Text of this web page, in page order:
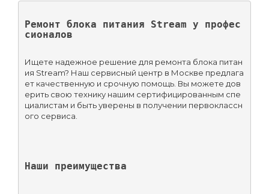
Ремонт блока питания Stream у профес
сионалов
Ищете надежное решение для ремонта блока питан
ия Stream? Наш сервисный центр в Москве предлага
ет качественную и срочную помощь. Вы можете дов
ерить свою технику нашим сертифицированным спе
циалистам и быть уверены в получении первоклассн
ого сервиса.
Наши преимущества